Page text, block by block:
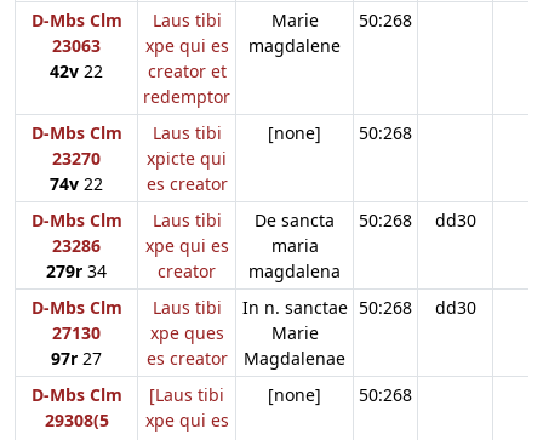
D-Mbs Clm
23063
42v 22
Laus tibi
xpe qui es
creator et
redemptor
Marie
magdalene
50:268
D-Mbs Clm
23270
74v 22
Laus tibi
xpicte qui
es creator
[none] 50:268
D-Mbs Clm
23286
279r 34
Laus tibi
xpe qui es
creator
De sancta
maria
magdalena
50:268 dd30
D-Mbs Clm
27130
97r 27
Laus tibi
xpe ques
es creator
In n. sanctae
Marie
Magdalenae
50:268 dd30
D-Mbs Clm
29308(5
[Laus tibi
xpe qui es
[none] 50:268